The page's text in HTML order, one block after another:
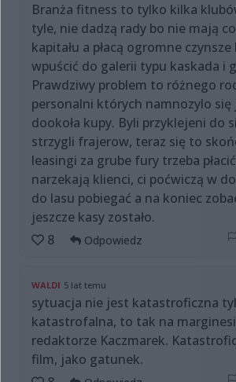
Branża fitness to tylko kilka
tyle, nie dadzą rady bo nie mają
kapitału a płacą ogromne czynsze
wpuścić do galerii typu kaskada i
Prawdziwy problem to różnego
personalni których namnozylo się
dookoła kupy. Byli przyklejeni do
strzygli frajerow, teraz się to
leasingi za grube fury trzeba
narzekają klienci, ci poćwiczą w
do lasu pobiegać a na koniec
jeszcze kasy zostało.
8
Odpowiedz
WALDI 5 lat temu
sytuacja nie jest katastroficzna
katastrofalna, to tak na
redaktorze Kaczmarek.
film, jako gatunek.